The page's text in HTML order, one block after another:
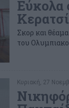
Εύκολα
Σκορ και
του
Κυριακή, 27